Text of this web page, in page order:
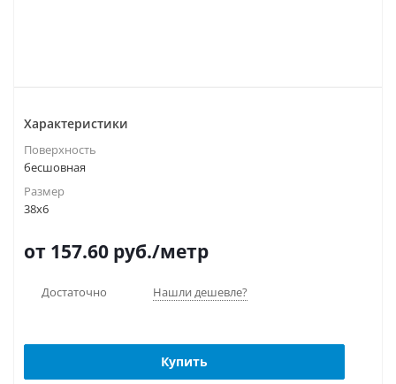
Характеристики
Поверхность
бесшовная
Размер
38х6
от 157.60 руб./метр
Достаточно Нашли дешевле?
Купить